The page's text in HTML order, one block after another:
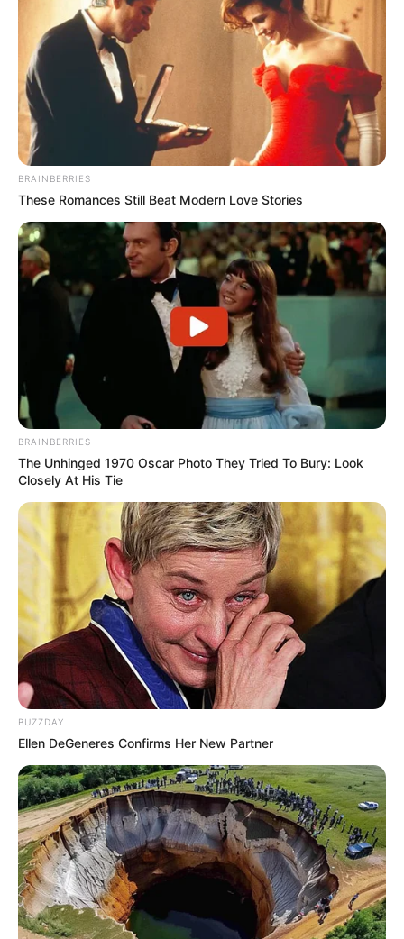
BRAINBERRIES
These Romances Still Beat Modern Love Stories
BRAINBERRIES
The Unhinged 1970 Oscar Photo They Tried To Bury: Look
Closely At His Tie
BUZZDAY
Ellen DeGeneres Confirms Her New Partner